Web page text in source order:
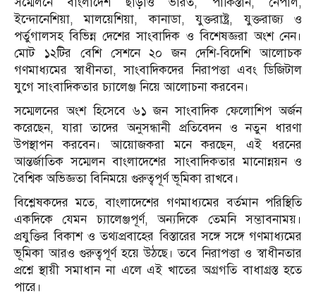
ইন্দোনেশিয়া, মালয়েশিয়া, কানাডা, যুক্তরাষ্ট্র, যুক্তরাজ্য ও
পর্তুগালসহ বিভিন্ন দেশের সাংবাদিক ও বিশেষজ্ঞরা অংশ নেন।
মোট ১২টির বেশি সেশনে ২০ জন দেশি-বিদেশি আলোচক
গণমাধ্যমের স্বাধীনতা, সাংবাদিকদের নিরাপত্তা এবং ডিজিটাল
যুগে সাংবাদিকতার চ্যালেঞ্জ নিয়ে আলোচনা করবেন।
সম্মেলনের অংশ হিসেবে ৬১ জন সাংবাদিক ফেলোশিপ অর্জন
করেছেন, যারা তাদের অনুসন্ধানী প্রতিবেদন ও নতুন ধারণা
উপস্থাপন করবেন। আয়োজকরা মনে করছেন, এই ধরনের
আন্তর্জাতিক সম্মেলন বাংলাদেশের সাংবাদিকতার মানোন্নয়ন ও
বৈশ্বিক অভিজ্ঞতা বিনিময়ে গুরুত্বপূর্ণ ভূমিকা রাখবে।
বিশ্লেষকদের মতে, বাংলাদেশের গণমাধ্যমের বর্তমান পরিস্থিতি
একদিকে যেমন চ্যালেঞ্জপূর্ণ, অন্যদিকে তেমনি সম্ভাবনাময়।
প্রযুক্তির বিকাশ ও তথ্যপ্রবাহের বিস্তারের সঙ্গে সঙ্গে গণমাধ্যমের
ভূমিকা আরও গুরুত্বপূর্ণ হয়ে উঠছে। তবে নিরাপত্তা ও স্বাধীনতার
প্রশ্নে স্থায়ী সমাধান না এলে এই খাতের অগ্রগতি বাধাগ্রস্ত হতে
পারে।